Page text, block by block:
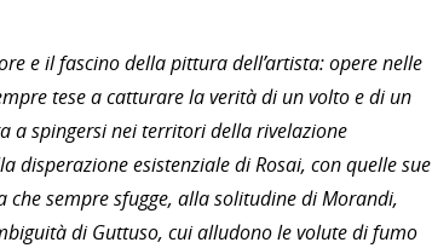
e il fascino della pittura dell’artista: opere nelle
tese a catturare la verità di un volto e di un
a spingersi nei territori della rivelazione
disperazione esistenziale di Rosai, con quelle sue
sempre sfugge, alla solitudine di Morandi,
di Guttuso, cui alludono le volute di fumo